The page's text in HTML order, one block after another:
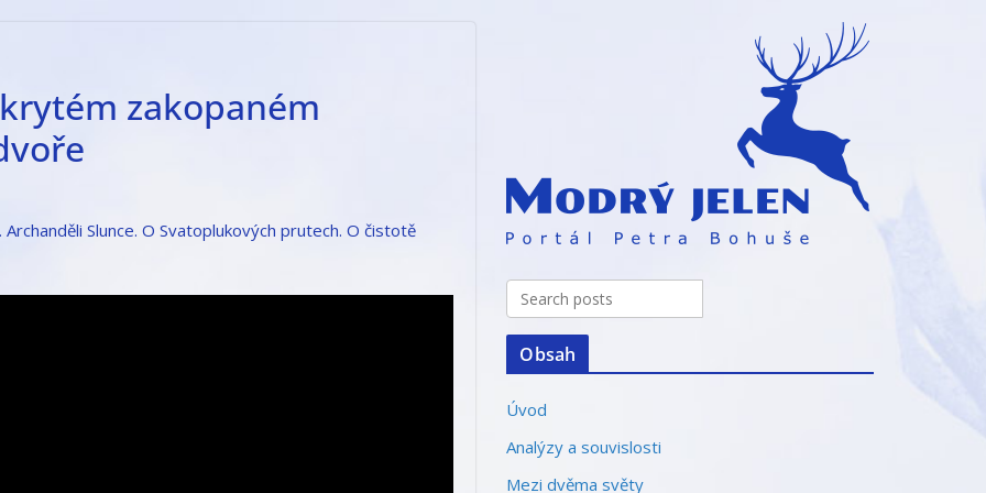
zakopaném
Slunce. O Svatoplukových prutech. O čistotě
Obsah
Úvod
Analýzy a souvislosti
Mezi dvěma světy